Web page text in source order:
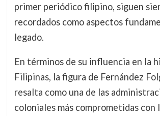
primer periódico filipino, siguen
recordados como aspectos
legado.
En términos de su influencia en la
Filipinas, la figura de Fernández
resalta como una de las
coloniales más comprometidas con